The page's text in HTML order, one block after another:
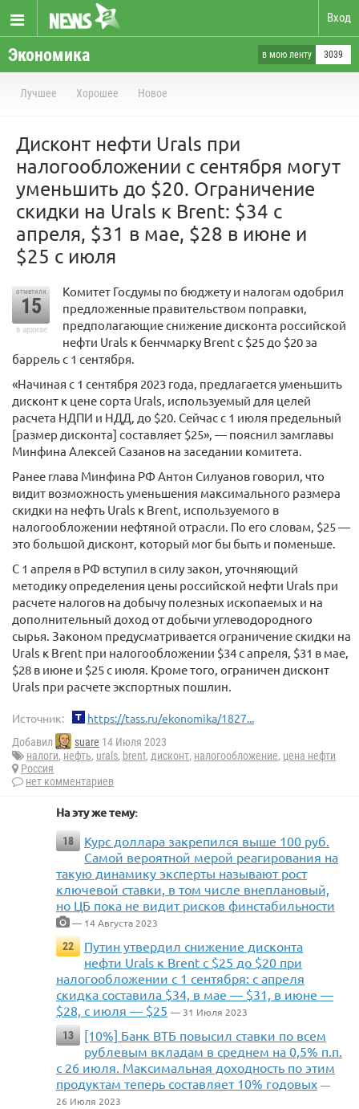
Вход
Экономика в мою ленту 3039
Лучшее Хорошее Новое
Дисконт нефти Urals при
налогообложении с сентября могут
уменьшить до $20. Ограничение
скидки на Urals к Brent: $34 с
апреля, $31 в мае, $28 в июне и
$25 с июля
отметили
15
в архиве
Комитет Госдумы по бюджету и налогам одобрил
предложенные правительством поправки,
предполагающие снижение дисконта российской
нефти Urals к бенчмарку Brent с $25 до $20 за
баррель c 1 сентября.
«Начиная с 1 сентября 2023 года, предлагается уменьшить
дисконт к цене сорта Urals, используемый для целей
расчета НДПИ и НДД, до $20. Сейчас с 1 июля предельный
[размер дисконта] составляет $25», — пояснил замглавы
Минфина Алексей Сазанов на заседании комитета.
Ранее глава Минфина РФ Антон Силуанов говорил, что
видит возможность уменьшения максимального размера
скидки на нефть Urals к Brent, используемого в
налогообложении нефтяной отрасли. По его словам, $25 —
это большой дисконт, который мог бы быть и поменьше.
С 1 апреля в РФ вступил в силу закон, уточняющий
методику определения цены российской нефти Urals при
расчете налогов на добычу полезных ископаемых и на
дополнительный доход от добычи углеводородного
сырья. Законом предусматривается ограничение скидки на
Urals к Brent при налогообложении $34 с апреля, $31 в мае,
$28 в июне и $25 с июля. Кроме того, ограничен дисконт
Urals при расчете экспортных пошлин.
Источник: https://tass.ru/ekonomika/1827...
Добавил suare 14 Июля 2023
налоги, нефть, urals, brent, дисконт, налогообложение, цена нефти
Россия
нет комментариев
На эту же тему:
18
Курс доллара закрепился выше 100 руб.
Самой вероятной мерой реагирования на
такую динамику эксперты называют рост
ключевой ставки, в том числе внеплановый,
но ЦБ пока не видит рисков финстабильности
— 14 Августа 2023
22
Путин утвердил снижение дисконта
нефти Urals к Brent с $25 до $20 при
налогообложении с 1 сентября: с апреля
скидка составила $34, в мае — $31, в июне —
$28, с июля — $25 — 31 Июля 2023
13
[10%] Банк ВТБ повысил ставки по всем
рублевым вкладам в среднем на 0,5% п.п.
с 26 июля. Максимальная доходность по этим
продуктам теперь составляет 10% годовых —
26 Июля 2023